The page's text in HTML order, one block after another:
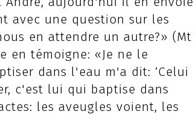
avec une question sur les
en attendre un autre?» (Mt
en témoigne: «Je ne le
dans l'eau m'a dit: ‘Celui
c'est lui qui baptise dans
les aveugles voient, les